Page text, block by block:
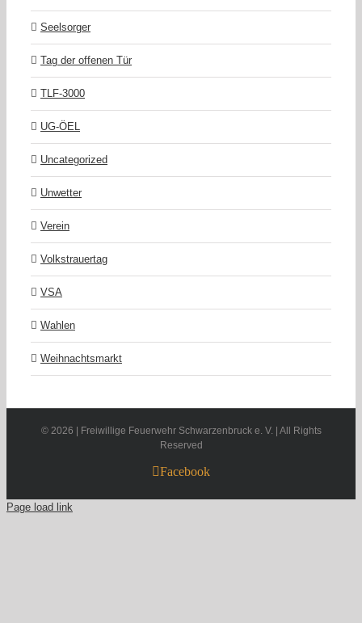
Seelsorger
Tag der offenen Tür
TLF-3000
UG-ÖEL
Uncategorized
Unwetter
Verein
Volkstrauertag
VSA
Wahlen
Weihnachtsmarkt
© 2026 | Freiwillige Feuerwehr Schwarzenbruck e. V. | All Rights
Reserved
Facebook
Page load link